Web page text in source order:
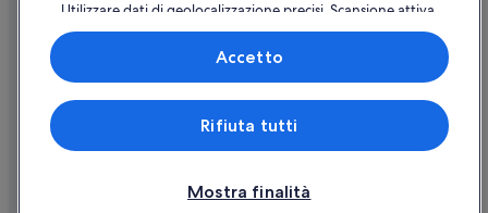
Documenti per i viaggi internazionali
© 2026 Expedia, Inc., una società di Expedia Group. Tutti i diritti riservati.
Expedia e il logo di Expedia sono marchi registrati o marchi di Expedia,
Utilizzare dati di geolocalizzazione precisi. Scansione attiva
delle caratteristiche del dispositivo ai fini
dell’identificazione. Archiviare informazioni su dispositivo
e/o accedervi. Pubblicità e contenuti personalizzati,
misurazione delle prestazioni dei contenuti e degli
annunci, ricerche sul pubblico, sviluppo di servizi.
Elenco dei partner (fornitori)
Mostra finalità
Rifiuta tutti
Accetto